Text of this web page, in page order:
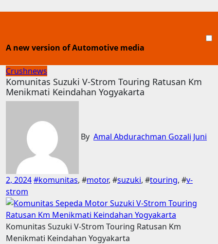
A new version of Automotive media
Crushnews
Komunitas Suzuki V-Strom Touring Ratusan Km
Menikmati Keindahan Yogyakarta
By Amal Abdurachman Gozali Juni
2, 2024#komunitas, #motor, #suzuki, #touring, #v-
strom
Komunitas Suzuki V-Strom Touring Ratusan Km
Menikmati Keindahan Yogyakarta